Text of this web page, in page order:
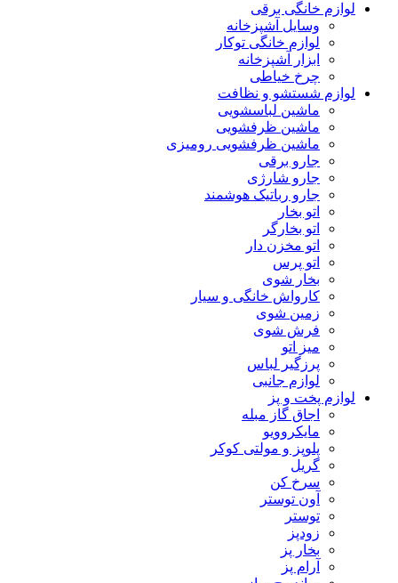
لوازم خانگی برقی
وسایل آشپزخانه
لوازم خانگی توکار
ابزار آشپزخانه
چرخ خیاطی
لوازم شستشو و نظافت
ماشین لباسشویی
ماشین ظرفشویی
ماشین ظرفشویی رومیزی
جارو برقی
جارو شارژی
جارو رباتیک هوشمند
اتو بخار
اتو بخارگر
اتو مخزن دار
اتو پرس
بخار شوی
کارواش خانگی و سیار
زمین شوی
فرش شوی
میز اتو
پرزگیر لباس
لوازم جانبی
لوازم پخت و پز
اجاق گاز مبله
مایکروویو
پلوپز و مولتی کوکر
گریل
سرخ کن
آون توستر
توستر
زودپز
بخار پز
آرام پز